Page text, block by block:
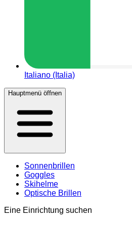
Italiano (Italia)
Hauptmenü öffnen
Sonnenbrillen
Goggles
Skihelme
Optische Brillen
Eine Einrichtung suchen